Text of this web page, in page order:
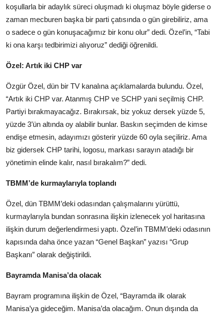
koşullarla bir adaylık süreci oluşmadı ki oluşmaz böyle giderse o
zaman mecburen başka bir parti çatısında o gün girebiliriz, ama
o sadece o gün konuşacağımız bir konu olur” dedi. Özel’in, “Tabi
ki ona karşı tedbirimizi alıyoruz” dediği öğrenildi.
Özel: Artık iki CHP var
Özgür Özel, dün bir TV kanalına açıklamalarda bulundu. Özel,
“Artık iki CHP var. Atanmış CHP ve SCHP yani seçilmiş CHP.
Partiyi bırakmayacağız. Bırakırsak, biz yokuz dersek yüzde 5,
yüzde 3’ün altında oy alabilir bunlar. Baskın seçimden de kimse
endişe etmesin, adayımızı gösterir yüzde 60 oyla seçiliriz. Ama
biz gidersek CHP tarihi, logosu, markası sarayın atadığı bir
yönetimin elinde kalır, nasıl bırakalım?” dedi.
TBMM’de kurmaylarıyla toplandı
Özel, dün TBMM’deki odasından çalışmalarını yürüttü,
kurmaylarıyla bundan sonrasına ilişkin izlenecek yol haritasına
ilişkin durum değerlendirmesi yaptı. Özel’in TBMM’deki odasının
kapısında daha önce yazan “Genel Başkan” yazısı “Grup
Başkanı” olarak değiştirildi.
Bayramda Manisa’da olacak
Bayram programına ilişkin de Özel, “Bayramda ilk olarak
Manisa’ya gideceğim. Manisa’da olacağım. Onun dışında da